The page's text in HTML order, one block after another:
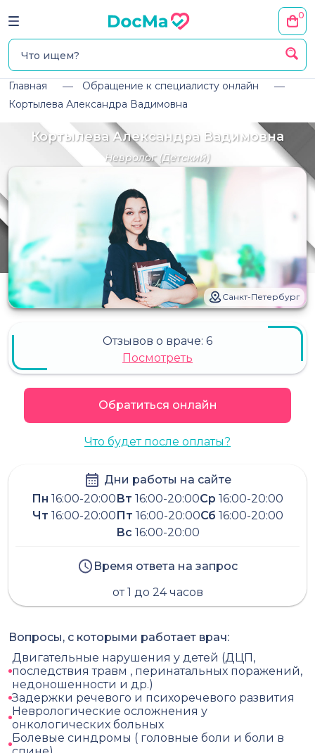
0
Главная
Обращение к специалисту онлайн
Кортылева Александра Вадимовна
Кортылева Александра Вадимовна
Невролог(Детский)
Санкт-Петербург
Отзывов о враче: 6
Посмотреть
Обратиться онлайн
Что будет после оплаты?
Дни работы на сайте
Пн 16:00-20:00Вт 16:00-20:00Ср 16:00-20:00
Чт 16:00-20:00Пт 16:00-20:00Сб 16:00-20:00
Вс 16:00-20:00
Время ответа на запрос
от 1 до 24 часов
Вопросы, с которыми работает врач:
Двигательные нарушения у детей (ДЦП,
последствия травм , перинатальных поражений,
недоношенности и др.)
Задержки речевого и психоречевого развития
Неврологические осложнения у
онкологических больных
Болевые синдромы ( головные боли и боли в